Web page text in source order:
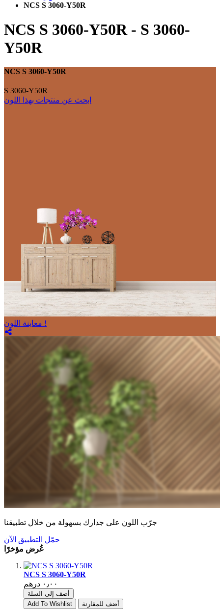
NCS S 3060-Y50R
NCS S 3060-Y50R - S 3060-
Y50R
NCS S 3060-Y50R
S 3060-Y50R
ابحث عن منتجات بهذا اللون
معاينة اللون !
جرّب اللون على جدارك بسهولة من خلال تطبيقنا
حمّل التطبيق الآن
عُرض مؤخرًا
NCS S 3060-Y50R
أضف إلى السلة
Add To Wishlist
أضف للمقارنة